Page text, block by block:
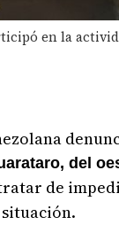
en la
del
de